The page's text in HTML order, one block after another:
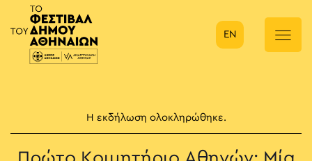
Κύρια πλοήγηση
EN
Η εκδήλωση ολοκληρώθηκε.